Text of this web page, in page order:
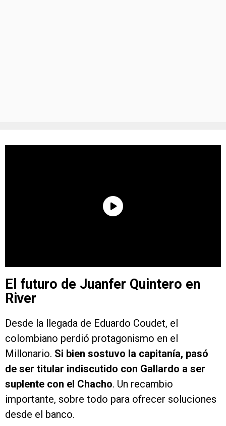
El futuro de Juanfer Quintero en
River
Desde la llegada de Eduardo Coudet, el
colombiano perdió protagonismo en el
Millonario. Si bien sostuvo la capitanía, pasó
de ser titular indiscutido con Gallardo a ser
suplente con el Chacho. Un recambio
importante, sobre todo para ofrecer soluciones
desde el banco.